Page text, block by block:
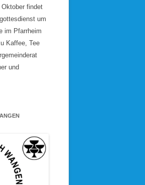
findet
um
im Pfarrheim
Kaffee, Tee
und